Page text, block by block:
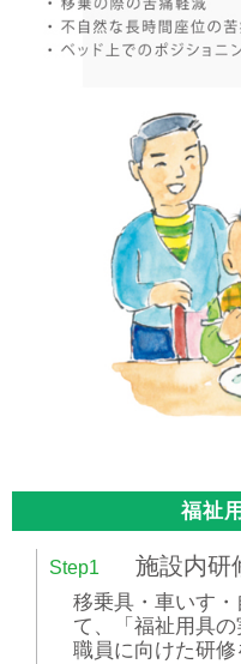
福祉
Step1 施設内研
移乗具・車いす
て、「福祉用具
職員に向けた研修